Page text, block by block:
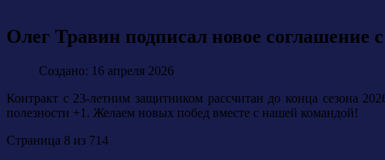
Олег Травин подписал новое соглашение
Создано: 16 апреля 2026
Контракт с 23-летним защитником рассчитан до конца сезона
полезности +1. Желаем новых побед вместе с нашей командой!
Страница 8 из 714